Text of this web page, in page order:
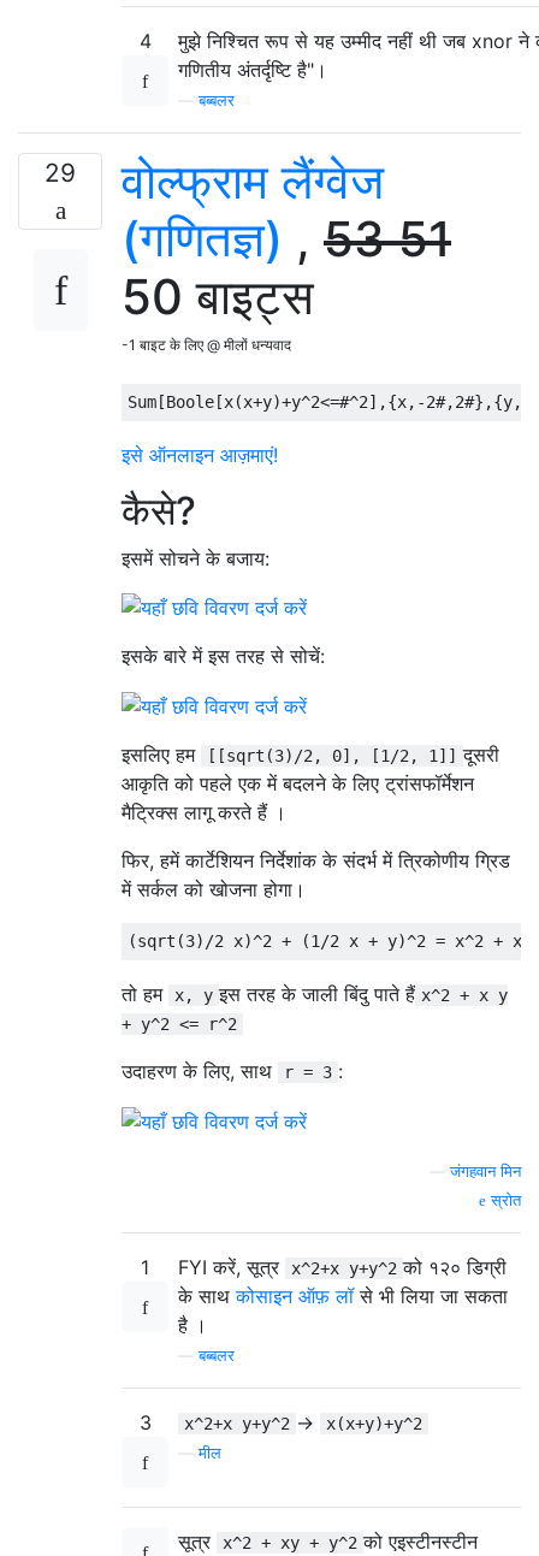
4
मुझे निश्चित रूप से यह उम्मीद नहीं थी जब xnor
गणितीय अंतर्दृष्टि है"।
—बब्बलर
29
वोल्फ्राम लैंग्वेज
(गणितज्ञ) , 5351
50 बाइट्स
-1 बाइट के लिए @ मीलों धन्यवाद
इसे ऑनलाइन आज़माएं!
कैसे?
इसमें सोचने के बजाय:
इसके बारे में इस तरह से सोचें:
इसलिए हम [[sqrt(3)/2, 0], [1/2, 1]] दूसरी
आकृति को पहले एक में बदलने के लिए ट्रांसफॉर्मेशन
मैट्रिक्स लागू करते हैं ।
फिर, हमें कार्टेशियन निर्देशांक के संदर्भ में त्रिकोणीय ग्रिड
में सर्कल को खोजना होगा।
तो हम x, y इस तरह के जाली बिंदु पाते हैं x^2 + x y
+ y^2 <= r^2
उदाहरण के लिए, साथ r = 3 :
—जंगहवान मिन
स्रोत
1 FYI करें, सूत्र x^2+x y+y^2 को १२० डिग्री
के साथकोसाइन ऑफ़ लॉसे भी लिया जा सकता
है ।
—बब्बलर
3 x^2+x y+y^2 -> x(x+y)+y^2
—मील
सूत्र x^2 + xy + y^2 को एइस्टीनस्टीन